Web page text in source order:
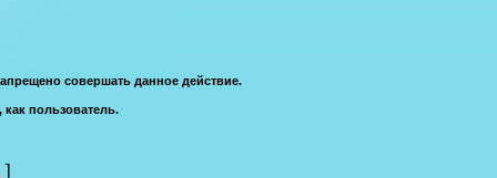
совершать данное действие.
как пользователь.
]